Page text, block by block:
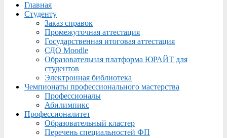
Menu
Главная
Студенту
Заказ справок
Промежуточная аттестация
Государственная итоговая аттестация
СДО Moodle
Образовательная платформа ЮРАЙТ для
студентов
Электронная библиотека
Чемпионаты профессионального мастерства
Профессионалы
Абилимпикс
Профессионалитет
Образовательный кластер
Перечень специальностей ФП